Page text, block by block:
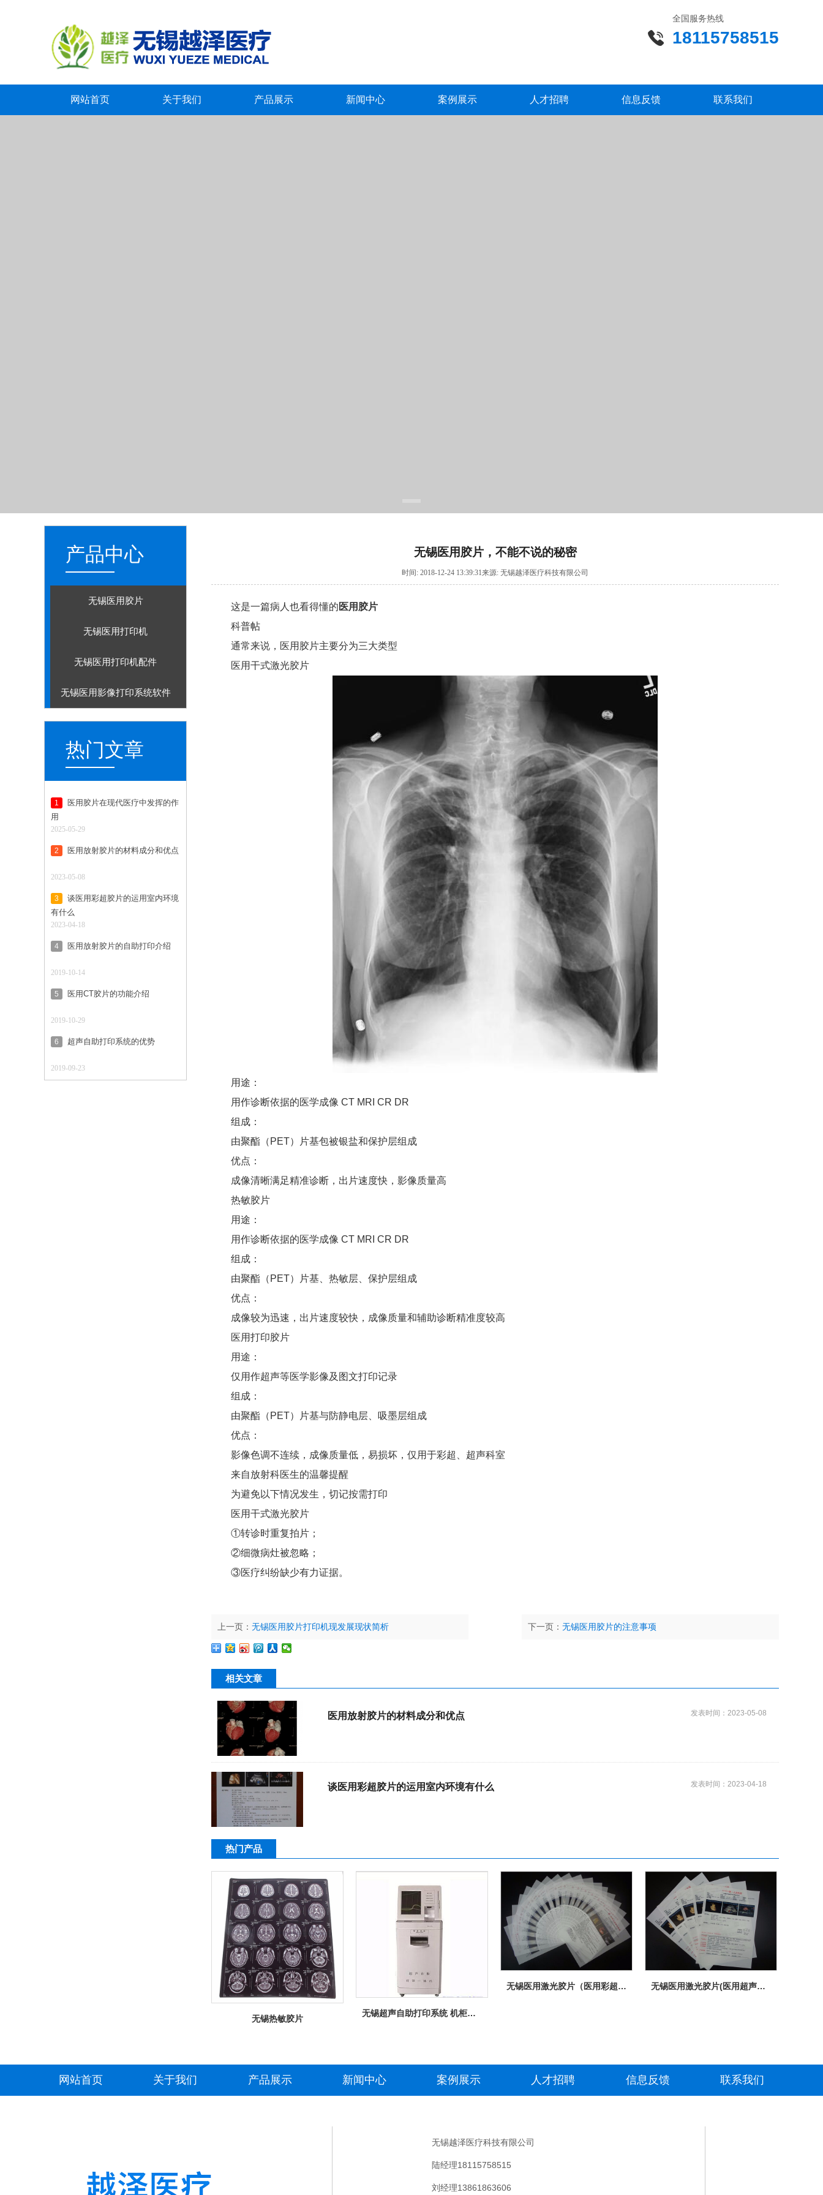
全国服务热线
18115758515
网站首页 关于我们 产品展示 新闻中心 案例展示 人才招聘 信息反馈 联系我们
产品中心
无锡医用胶片
无锡医用打印机
无锡医用打印机配件
无锡医用影像打印系统软件
热门文章
1
医用胶片在现代医疗中发挥的作
用
2025-05-29
2 医用放射胶片的材料成分和优点
2023-05-08
3
谈医用彩超胶片的运用室内环境
有什么
2023-04-18
4 医用放射胶片的自助打印介绍
2019-10-14
5 医用CT胶片的功能介绍
2019-10-29
6 超声自助打印系统的优势
2019-09-23
无锡医用胶片，不能不说的秘密
时间: 2018-12-24 13:39:31来源: 无锡越泽医疗科技有限公司
这是一篇病人也看得懂的 医用胶片
科普帖
通常来说，医用胶片主要分为三大类型
医用干式激光胶片
用途：
用作诊断依据的医学成像 CT MRI CR DR
组成：
由聚酯（PET）片基包被银盐和保护层组成
优点：
成像清晰满足精准诊断，出片速度快，影像质量高
热敏胶片
用途：
用作诊断依据的医学成像 CT MRI CR DR
组成：
由聚酯（PET）片基、热敏层、保护层组成
优点：
成像较为迅速，出片速度较快，成像质量和辅助诊断精准度较高
医用打印胶片
用途：
仅用作超声等医学影像及图文打印记录
组成：
由聚酯（PET）片基与防静电层、吸墨层组成
优点：
影像色调不连续，成像质量低，易损坏，仅用于彩超、超声科室
来自放射科医生的温馨提醒
为避免以下情况发生，切记按需打印
医用干式激光胶片
①转诊时重复拍片；
②细微病灶被忽略；
③医疗纠纷缺少有力证据。
上一页： 无锡医用胶片打印机现发展现状简析 下一页： 无锡医用胶片的注意事项
相关文章
医用放射胶片的材料成分和优点 发表时间：2023-05-08
谈医用彩超胶片的运用室内环境有什么 发表时间：2023-04-18
热门产品
无锡热敏胶片
无锡超声自助打印系统 机柜设计合理
无锡医用激光胶片（医用彩超胶片/激光半透明胶片） 无锡医用激光胶片(医用超声胶片/激光瓷白胶片)
网站首页 关于我们 产品展示 新闻中心 案例展示 人才招聘 信息反馈 联系我们
无锡越泽医疗科技有限公司
陆经理18115758515
刘经理13861863606